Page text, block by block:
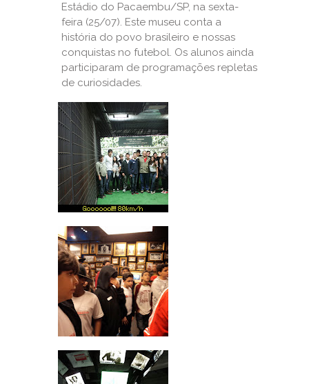
Estádio do Pacaembu/SP, na sexta-
feira (25/07). Este museu conta a
história do povo brasileiro e nossas
conquistas no futebol. Os alunos ainda
participaram de programações repletas
de curiosidades.